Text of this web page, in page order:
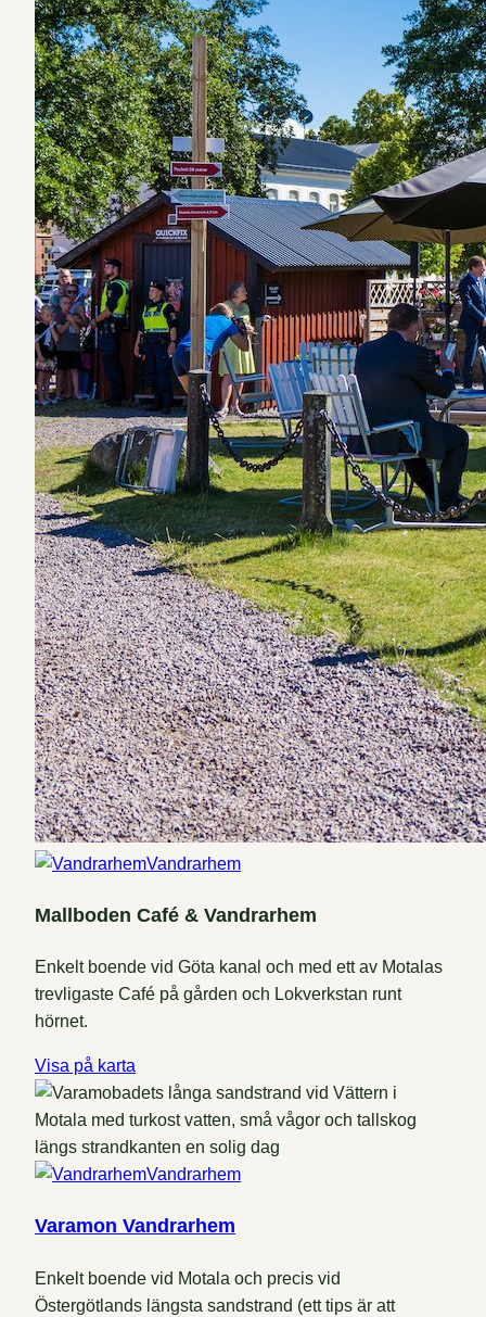
Vandrarhem
Mallboden Café & Vandrarhem
Enkelt boende vid Göta kanal och med ett av Motalas
trevligaste Café på gården och Lokverkstan runt
hörnet.
Visa på karta
Vandrarhem
Varamon Vandrarhem
Enkelt boende vid Motala och precis vid
Östergötlands längsta sandstrand (ett tips är att